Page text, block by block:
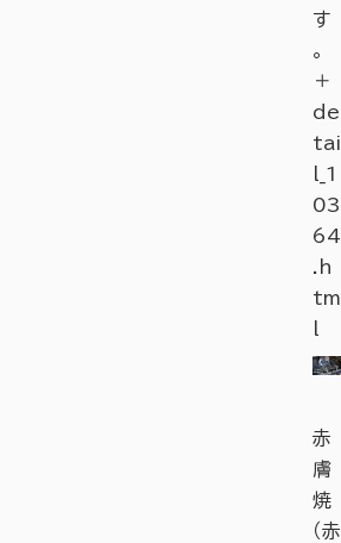
す
。
＋
de
tai
l_1
03
64
.h
tm
赤
膚
焼
（赤